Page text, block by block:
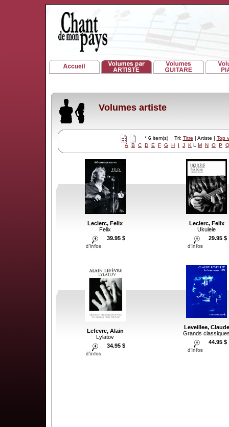
Volumes artiste
* 6item(s) Tri: Titre | Artiste | Top
A
B C D E F G H I J K L M N O P Q
Leclerc, Felix
Felix
39.95 $
Leclerc, Felix
Ukulele
29.95 $
Lefevre, Alain
Lylatov
34.95 $
Leveillee, Claude
Grands
44.95 $